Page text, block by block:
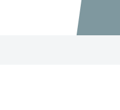
Accéder